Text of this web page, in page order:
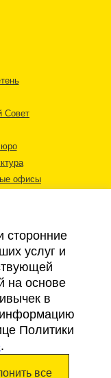
Совет
офисы
Совет. Все права
сторонние
услуг и
на основе
в
Политики
.
все